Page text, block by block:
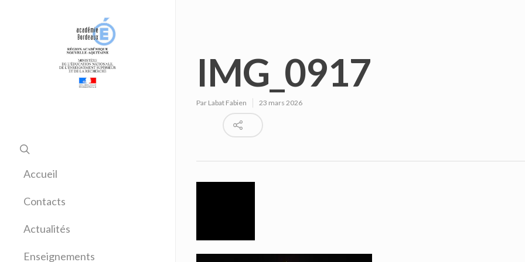
Accueil
Contacts
Actualités
Enseignements
IMG_0917
Par Labat Fabien 23 mars 2026